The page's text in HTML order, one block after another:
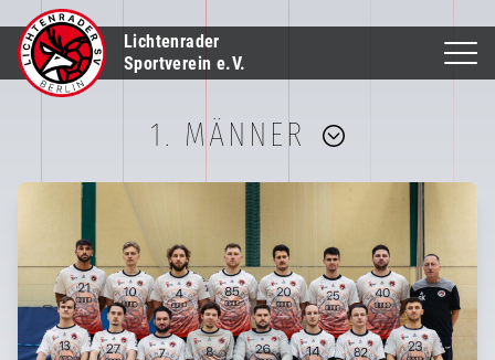
Lichtenrader
Sportverein e.V.
1. MÄNNER